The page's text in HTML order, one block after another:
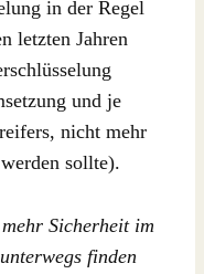
in der Regel
letzten Jahren
und je
nicht mehr
sollte).
Sicherheit im
finden